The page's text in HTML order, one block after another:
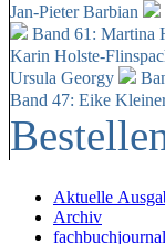
Jan-Pieter Barbian
Band 61: Martina
Karin Holste-
Ursula Georgy
Band 47: Eike
Aktuelle
Archiv
fachbuchjournal